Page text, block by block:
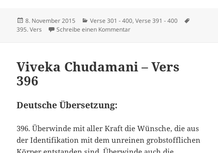
Veröffentlicht
am
8. November 2015 Kategorien
Verse 301 - 400,Verse 391 - 400
395. Vers
Schreibe einen Kommentarzu Viveka Chudamani – Vers 395
Viveka Chudamani – Vers
396
Deutsche Übersetzung:
396. Überwinde mit aller Kraft die Wünsche, die aus
der Identifikation mit dem unreinen grobstofflichen